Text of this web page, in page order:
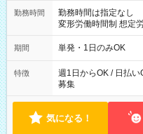
勤務時間
勤務時間は指定なし
変形労働時間制 想定労働時間160
～21：00
期間 単発・1日のみOK
特徴
週1日からOK / 日払
募集
気になる！